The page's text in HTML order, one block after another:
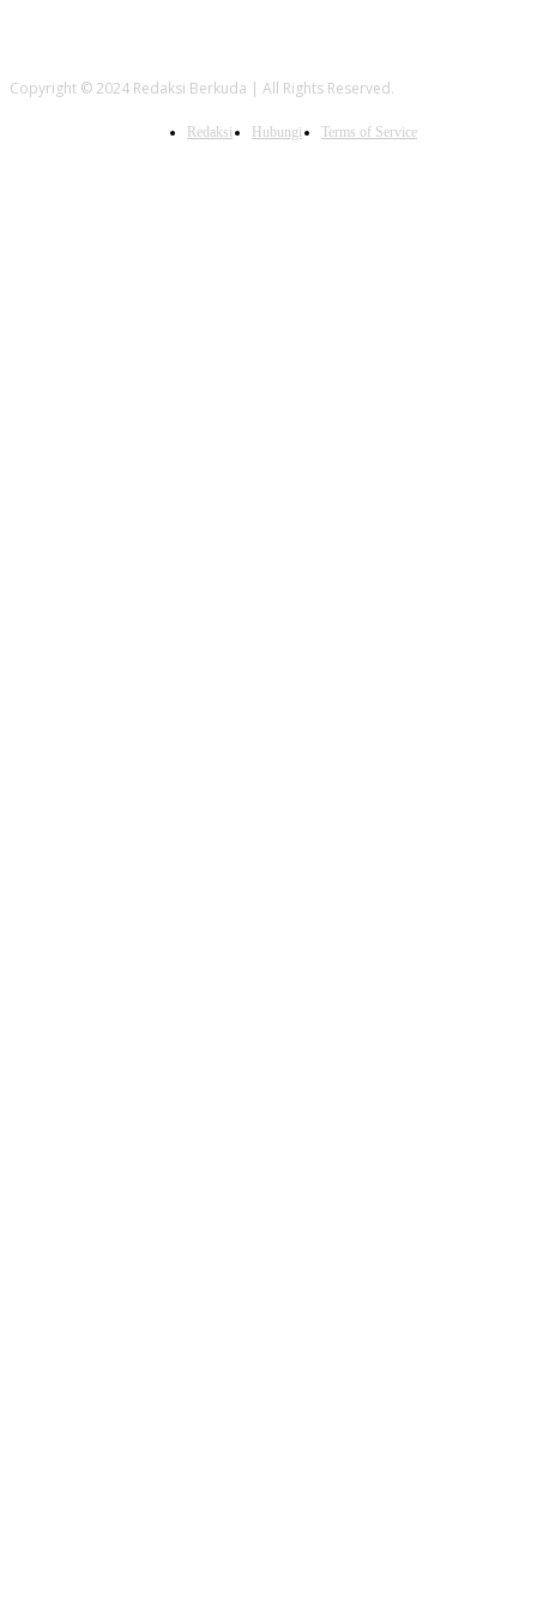
Copyright © 2024 Redaksi Berkuda | All Rights Reserved.
Redaksi Hubungi Terms of Service